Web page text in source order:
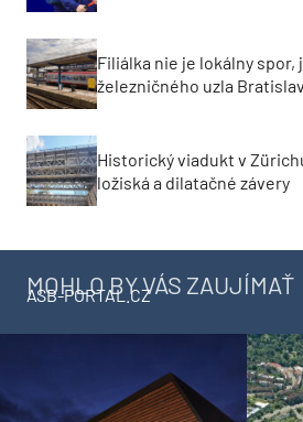
Filiálka nie je lokálny spor,
železničného uzla
Historický viadukt v
ložiská a dilatačné závery
MOHLO BY VÁS ZAUJÍMAŤ
ASB-PORTAL.CZ